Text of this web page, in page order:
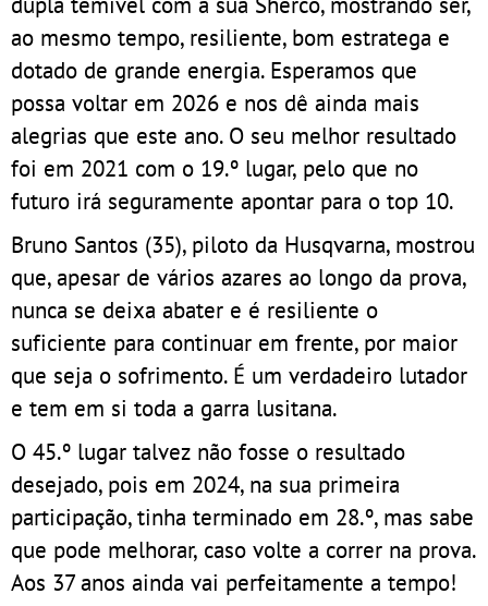
ao mesmo tempo, resiliente, bom estratega e
dotado de grande energia. Esperamos que
possa voltar em 2026 e nos dê ainda mais
alegrias que este ano. O seu melhor resultado
foi em 2021 com o 19.º lugar, pelo que no
futuro irá seguramente apontar para o top 10.
Bruno Santos (35), piloto da Husqvarna, mostrou
que, apesar de vários azares ao longo da prova,
nunca se deixa abater e é resiliente o
suficiente para continuar em frente, por maior
que seja o sofrimento. É um verdadeiro lutador
e tem em si toda a garra lusitana.
O 45.º lugar talvez não fosse o resultado
desejado, pois em 2024, na sua primeira
participação, tinha terminado em 28.º, mas sabe
que pode melhorar, caso volte a correr na prova.
Aos 37 anos ainda vai perfeitamente a tempo!